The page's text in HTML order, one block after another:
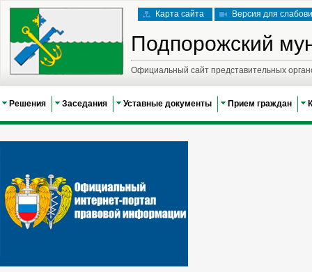
Карта сайта Версия для
Подпорожский
Официальный сайт представительных
Решения Заседания Уставные документы Прием граждан